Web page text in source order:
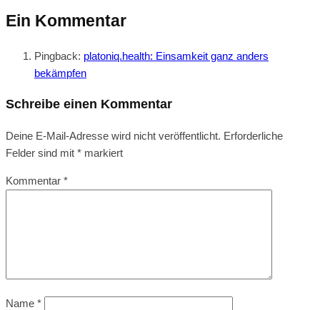
Ein Kommentar
Pingback: platoniq.health: Einsamkeit ganz anders
bekämpfen
Schreibe einen Kommentar
Deine E-Mail-Adresse wird nicht veröffentlicht. Erforderliche
Felder sind mit * markiert
Kommentar *
Name *